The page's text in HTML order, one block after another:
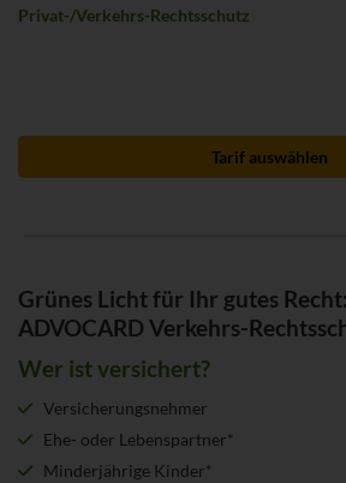
Privat-/​Verkehrs-​Rechtsschutz
Tarif auswählen
Grünes Licht für Ihr gutes
ADVOCARD Verkehrs-
Wer ist versichert?
Versicherungsnehmer
Ehe- oder Lebenspartner*
Minderjährige Kinder*